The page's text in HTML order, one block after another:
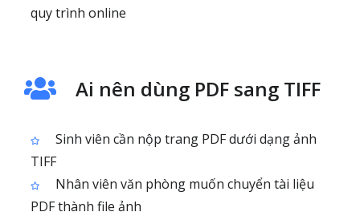
quy trình online
Ai nên dùng PDF sang TIFF
Sinh viên cần nộp trang PDF dưới dạng ảnh
TIFF
Nhân viên văn phòng muốn chuyển tài liệu
PDF thành file ảnh